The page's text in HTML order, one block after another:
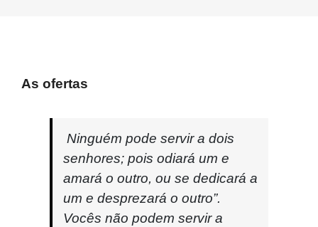
As ofertas
Ninguém pode servir a dois
senhores; pois odiará um e
amará o outro, ou se dedicará a
um e desprezará o outro”.
Vocês não podem servir a